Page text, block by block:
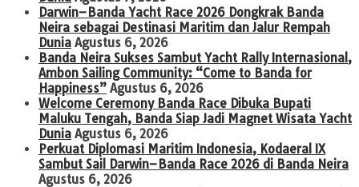
Darwin–Banda Yacht Race 2026 Dongkrak Banda
Neira sebagai Destinasi Maritim dan Jalur Rempah
Dunia Agustus 6, 2026
Banda Neira Sukses Sambut Yacht Rally Internasional,
Ambon Sailing Community: “Come to Banda for
Happiness” Agustus 6, 2026
Welcome Ceremony Banda Race Dibuka Bupati
Maluku Tengah, Banda Siap Jadi Magnet Wisata Yacht
Dunia Agustus 6, 2026
Perkuat Diplomasi Maritim Indonesia, Kodaeral IX
Sambut Sail Darwin–Banda Race 2026 di Banda Neira
Agustus 6, 2026